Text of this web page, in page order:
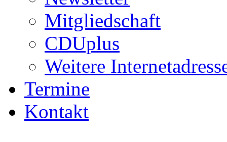
Mitgliedschaft
CDUplus
Weitere
Termine
Kontakt